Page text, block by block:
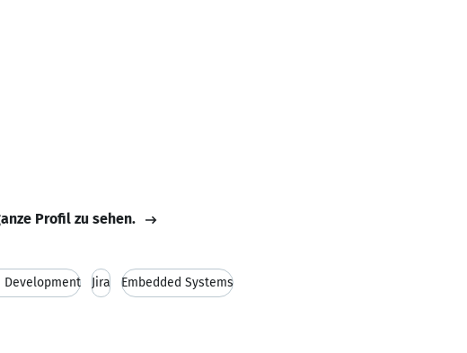
Profil zu sehen.
Development Jira Embedded Systems